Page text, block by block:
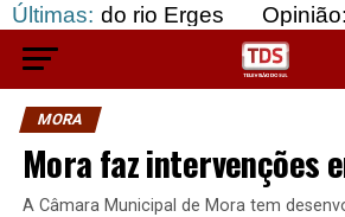
Últimas:
Erges Opinião: Gozar com
MORA
Mora faz intervenções
A Câmara Municipal de Mora tem